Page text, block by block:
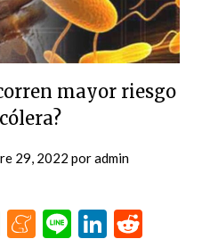
mayor riesgo
29, 2022 poradmin
WhatsApp
Meneame
Line